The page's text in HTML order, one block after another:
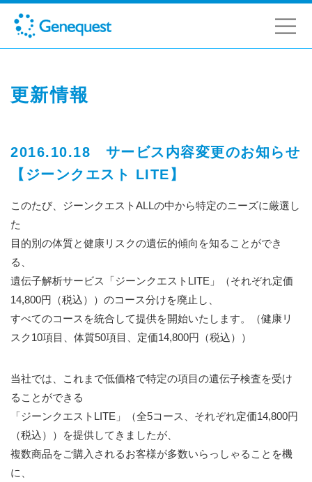
更新情報
2016.10.18 サービス内容変更のお知らせ
【ジーンクエスト LITE】
このたび、ジーンクエストALLの中から特定のニーズに厳選し
た
目的別の体質と健康リスクの遺伝的傾向を知ることができ
る、
遺伝子解析サービス「ジーンクエストLITE」（それぞれ定価
14,800円（税込））のコース分けを廃止し、
すべてのコースを統合して提供を開始いたします。（健康リ
スク10項目、体質50項目、定価14,800円（税込））
当社では、これまで低価格で特定の項目の遺伝子検査を受け
ることができる
「ジーンクエストLITE」（全5コース、それぞれ定価14,800円
（税込））を提供してきましたが、
複数商品をご購入されるお客様が多数いらっしゃることを機
に、